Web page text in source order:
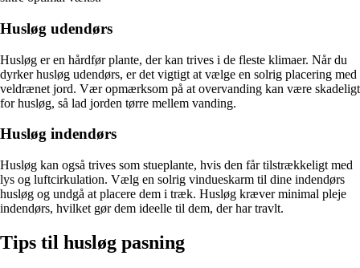
Husløg udendørs
Husløg er en hårdfør plante, der kan trives i de fleste klimaer. Når du
dyrker husløg udendørs, er det vigtigt at vælge en solrig placering med
veldrænet jord. Vær opmærksom på at overvanding kan være skadeligt
for husløg, så lad jorden tørre mellem vanding.
Husløg indendørs
Husløg kan også trives som stueplante, hvis den får tilstrækkeligt med
lys og luftcirkulation. Vælg en solrig vindueskarm til dine indendørs
husløg og undgå at placere dem i træk. Husløg kræver minimal pleje
indendørs, hvilket gør dem ideelle til dem, der har travlt.
Tips til husløg pasning